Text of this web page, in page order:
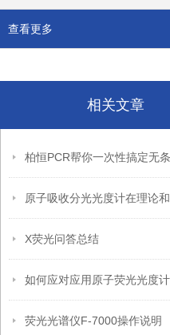
查看更多
相关文章
X荧光问答总结
荧光光谱仪F-7000操作说明